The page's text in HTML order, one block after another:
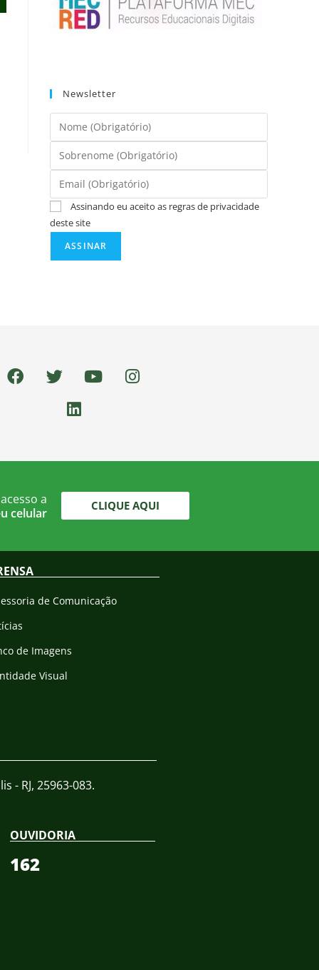
Newsletter
Assinando eu aceito as regras de privacidade
deste site
a
celular
CLIQUE AQUI
de Comunicação
de Imagens
Visual
- RJ, 25963-083.
OUVIDORIA
162